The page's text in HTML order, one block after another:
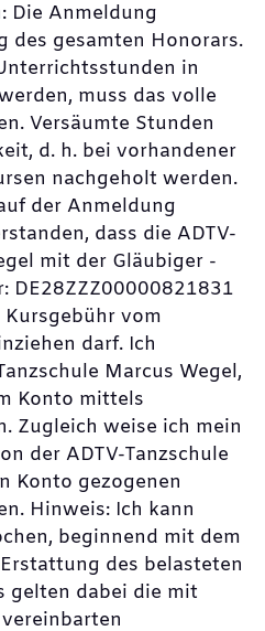
Die Anmeldung
des gesamten Honorars.
in
muss das volle
Versäumte Stunden
d. h. bei vorhandener
nachgeholt werden.
der Anmeldung
dass die ADTV-
mit der Gläubiger -
DE28ZZZ00000821831
vom
darf. Ich
Marcus Wegel,
Konto mittels
Zugleich weise ich mein
der ADTV-Tanzschule
Konto gezogenen
Hinweis: Ich kann
beginnend mit dem
des belasteten
gelten dabei die mit